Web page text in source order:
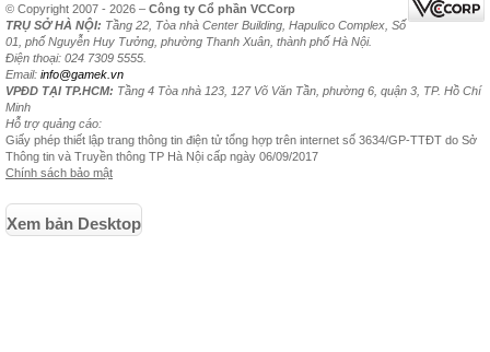
© Copyright 2007 - 2026 – Công ty Cổ phần VCCorp
TRỤ SỞ HÀ NỘI: Tầng 22, Tòa nhà Center Building, Hapulico Complex, Số
01, phố Nguyễn Huy Tưởng, phường Thanh Xuân, thành phố Hà Nội.
Điện thoại: 024 7309 5555.
Email: info@gamek.vn
VPĐD TẠI TP.HCM: Tầng 4 Tòa nhà 123, 127 Võ Văn Tần, phường 6, quận 3, TP. Hồ Chí
Minh
Hỗ trợ quảng cáo:
Giấy phép thiết lập trang thông tin điện tử tổng hợp trên internet số 3634/GP-TTĐT do Sở
Thông tin và Truyền thông TP Hà Nội cấp ngày 06/09/2017
Chính sách bảo mật
Xem bản Desktop